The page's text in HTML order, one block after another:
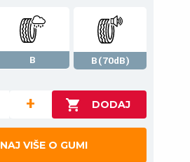
B
B(70dB)
+
VIŠE O GUMI